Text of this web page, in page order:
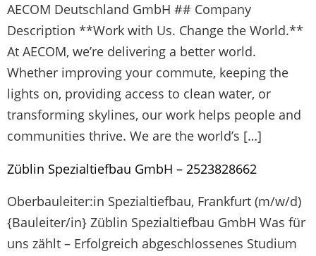
AECOM Deutschland GmbH ## Company
Description **Work with Us. Change the World.**
At AECOM, we’re delivering a better world.
Whether improving your commute, keeping the
lights on, providing access to clean water, or
transforming skylines, our work helps people and
communities thrive. We are the world’s […]
Züblin Spezialtiefbau GmbH – 2523828662
Oberbauleiter:in Spezialtiefbau, Frankfurt (m/w/d)
{Bauleiter/in} Züblin Spezialtiefbau GmbH Was für
uns zählt – Erfolgreich abgeschlossenes Studium